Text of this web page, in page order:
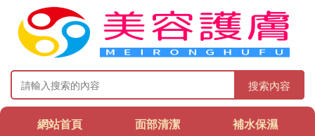
搜索內容
網站首頁 面部清潔 補水保濕